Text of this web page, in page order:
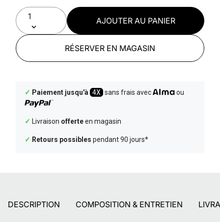
AJOUTER AU PANIER
RÉSERVER EN MAGASIN
✓ Paiement jusqu'à 4X sans frais avec ou
✓ Livraison offerteen magasin
✓ Retours possibles pendant 90 jours*
DESCRIPTION COMPOSITION & ENTRETIEN